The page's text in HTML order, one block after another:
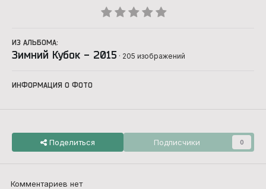
ИЗ АЛЬБОМА:
Зимний Кубок - 2015 · 205 изображений
ИНФОРМАЦИЯ О ФОТО
Поделиться Подписчики 0
Комментариев нет